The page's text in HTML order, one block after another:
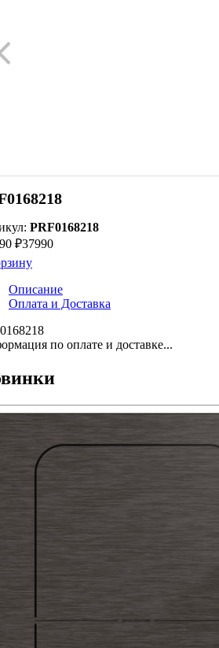
PRF0168218
₽37990
Описание
Оплата и Доставка
по оплате и доставке...